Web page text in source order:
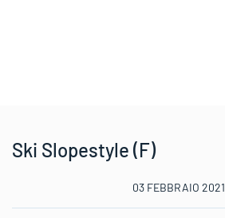
Ski Slopestyle (F)
03 FEBBRAIO 2021